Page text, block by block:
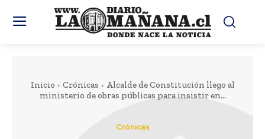
Inicio Crónicas
Alcalde de Constitución llego al
ministerio de obras públicas para insistir en...
Crónicas